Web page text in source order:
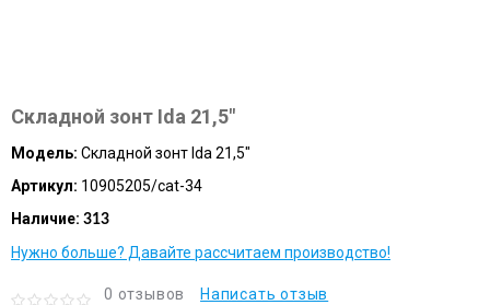
Складной зонт Ida 21,5"
Модель: Складной зонт Ida 21,5"
Артикул: 10905205/cat-34
Наличие: 313
Нужно больше? Давайте рассчитаем производство!
0 отзывов Написать отзыв